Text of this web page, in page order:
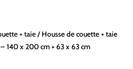
+ taie/ Housse de couette + taie
140 x 200 cm + 63 x 63 cm